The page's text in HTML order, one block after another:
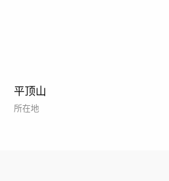
平顶山
所在地